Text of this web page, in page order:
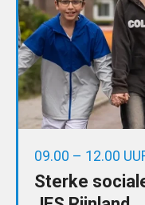
09.00 – 12.00
Sterke